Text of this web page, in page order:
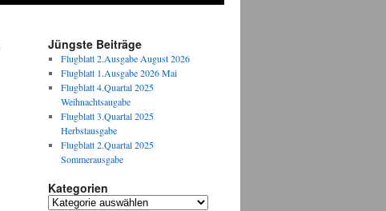
Jüngste Beiträge
Flugblatt 2.Ausgabe August 2026
Flugblatt 1.Ausgabe 2026 Mai
Flugblatt 4.Quartal 2025
Weihnachtsaugabe
Flugblatt 3.Quartal 2025
Herbstausgabe
Flugblatt 2.Quartal 2025
Sommerausgabe
Kategorien
Kategorien